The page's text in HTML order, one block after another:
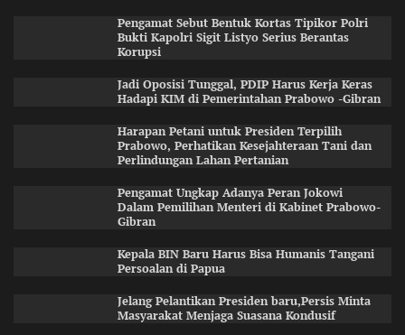
Pengamat Sebut Bentuk Kortas Tipikor Polri
Bukti Kapolri Sigit Listyo Serius Berantas
Korupsi
Jadi Oposisi Tunggal, PDIP Harus Kerja Keras
Hadapi KIM di Pemerintahan Prabowo -Gibran
Harapan Petani untuk Presiden Terpilih
Prabowo, Perhatikan Kesejahteraan Tani dan
Perlindungan Lahan Pertanian
Pengamat Ungkap Adanya Peran Jokowi
Dalam Pemilihan Menteri di Kabinet Prabowo-
Gibran
Kepala BIN Baru Harus Bisa Humanis Tangani
Persoalan di Papua
Jelang Pelantikan Presiden baru,Persis Minta
Masyarakat Menjaga Suasana Kondusif